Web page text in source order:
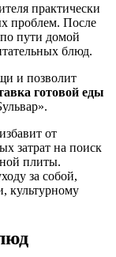
практически
проблем. После
пути домой
блюд.
и позволит
готовой еды
от
затрат на поиск
плиты.
за собой,
культурному